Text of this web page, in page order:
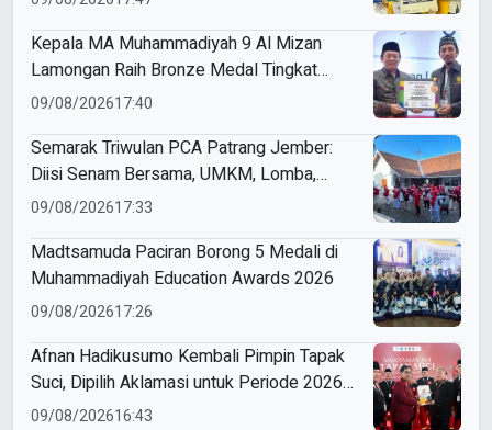
Kepala MA Muhammadiyah 9 Al Mizan
Lamongan Raih Bronze Medal Tingkat
Jawa Timur pada ME Awards 2026
09/08/202617:40
Semarak Triwulan PCA Patrang Jember:
Diisi Senam Bersama, UMKM, Lomba,
Pemeriksaan Kesehatan, hingga
09/08/202617:33
Madtsamuda Paciran Borong 5 Medali di
Muhammadiyah Education Awards 2026
09/08/202617:26
Afnan Hadikusumo Kembali Pimpin Tapak
Suci, Dipilih Aklamasi untuk Periode 2026–
2031
09/08/202616:43